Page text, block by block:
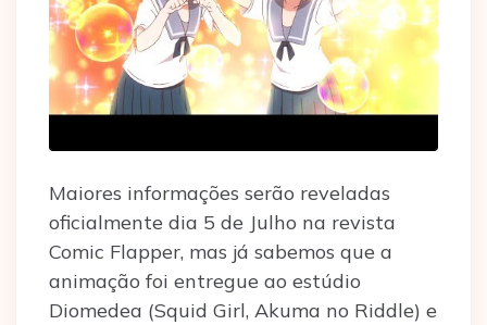
Maiores informações serão reveladas
oficialmente dia 5 de Julho na revista
Comic Flapper, mas já sabemos que a
animação foi entregue ao estúdio
Diomedea (Squid Girl, Akuma no Riddle) e